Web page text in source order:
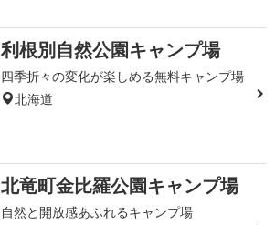
利根別自然公園キャンプ場
四季折々の変化が楽しめる無料キャンプ場
北海道
北竜町金比羅公園キャンプ場
自然と開放感あふれるキャンプ場